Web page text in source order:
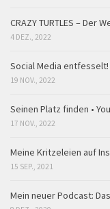
CRAZY TURTLES – Der
4 DEZ., 2022
Social Media
19 NOV., 2022
Seinen Platz finden •
17 NOV., 2022
Meine Kritzeleien auf
15 SEP., 2021
Mein neuer Podcast: